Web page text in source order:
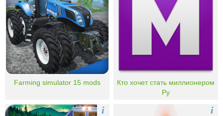
Farming simulator 15 mods
Кто хочет стать миллионером
Ру
i i